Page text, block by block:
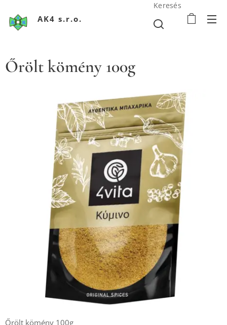
AK4 s.r.o.
Keresés
Őrölt kömény 100g
Őrölt kömény 100g